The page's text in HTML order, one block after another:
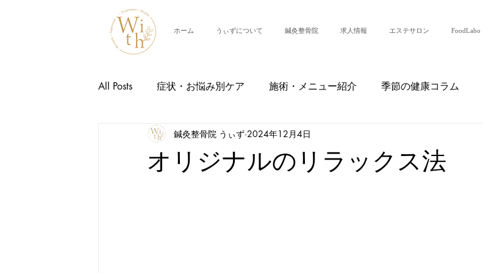
ホーム うぃずについて 鍼灸整骨院 求人情報 エステサロン FoodLabo
All Posts 症状・お悩み別ケア 施術・メニュー紹介 季節の健康コラム
交通事故治療 スタッフ紹介・日常
オリジナルのリラックス法
鍼灸整骨院 うぃず 2024年12月4日